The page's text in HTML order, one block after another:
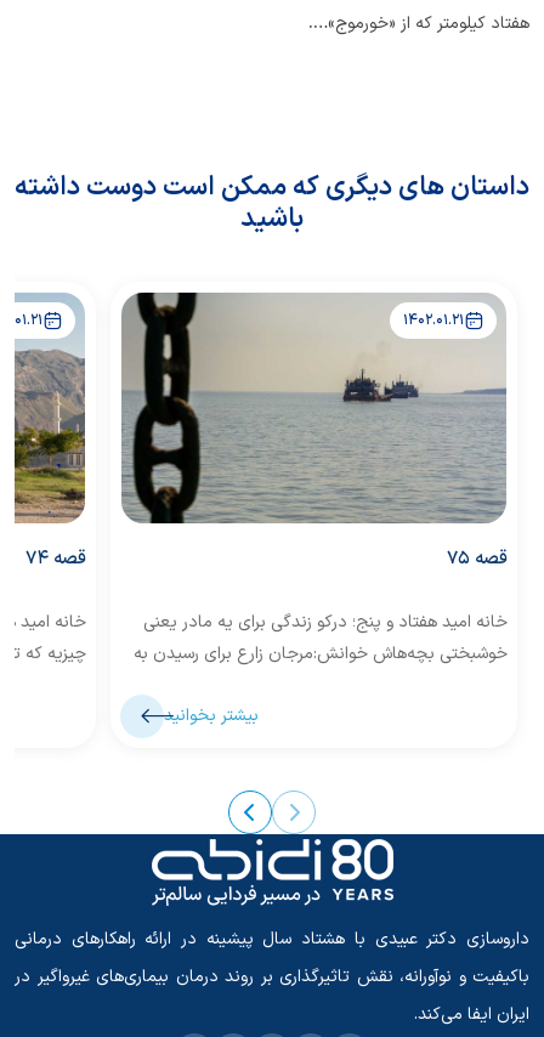
هفتاد کیلومتر که از «خورموج»….
داستان های دیگری که ممکن است دوست داشته
باشید
1402.01.21
قصه 75
خانه امید هفتاد و پنج؛ درکو زندگی برای یه مادر یعنی
خوشبختی بچه‌هاش خوانش:مرجان زارع برای رسیدن به
بیشتر بخوانید
قصه 74
خانه امید
چیزیه که
داروسازی دکتر عبیدی با هشتاد سال پیشینه در ارائه راهکارهای درمانی
باکیفیت و نوآورانه، نقش تاثیرگذاری بر روند درمان بیماری‌های غیرواگیر در
ایران ایفا می‌کند.